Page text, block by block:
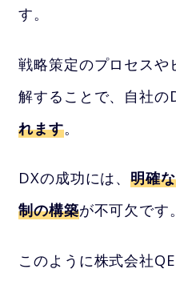
す。
戦略策定のプロセスや
解することで、自社の
れます。
DXの成功には、明確
制の構築が不可欠です。
このように株式会社